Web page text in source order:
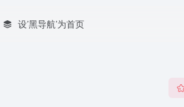
设’黑导航’为首页